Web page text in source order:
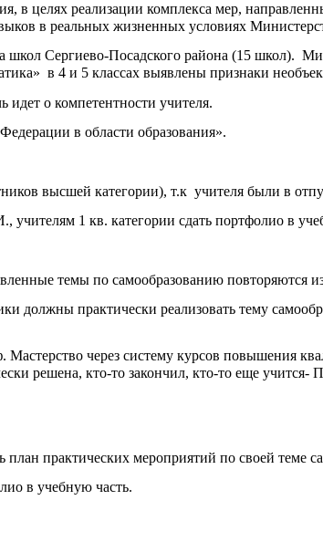
в целях реализации комплекса мер,
в реальных жизненных условиях
школ Сергиево-Посадского района (15 школ).
в 4 и 5 классах выявлены признаки
идет о компетентности учителя.
в области образования».
высшей категории), т.к учителя были в
1 кв. категории сдать портфолио в
темы по самообразованию
должны практически реализовать тему
через систему курсов повышения
решена, кто-то закончил, кто-то еще
практических мероприятий по своей теме
в учебную часть.